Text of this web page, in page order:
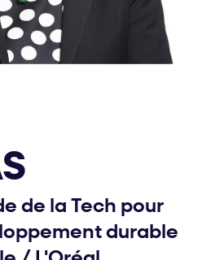
de la Tech pour
durable